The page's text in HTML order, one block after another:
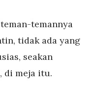
temannya
tidak ada yang
seakan
di meja itu.